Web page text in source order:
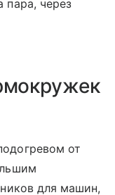
пара, через
от
для машин,